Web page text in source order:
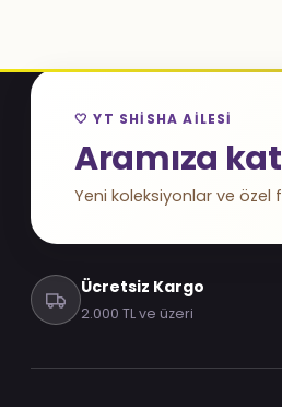
🤍 YT SHISHA AILESI
Aramıza
Yeni koleksiyonlar ve özel
Ücretsiz Kargo
2.000 TL ve üzeri